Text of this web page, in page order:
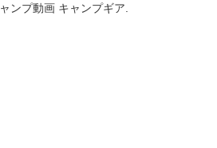
ンプ動画 キャンプギア.